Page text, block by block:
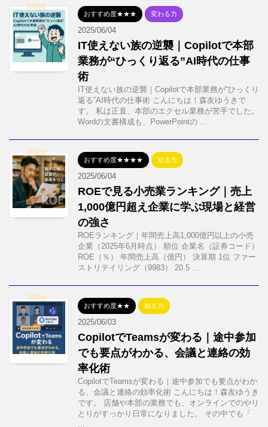
おすすめ度★★★ 変わる力
2025/06/04
IT使えない族の逆襲｜Copilotで本部
業務が“ひっくり返る”AI時代の仕事
術
IT使えない族の逆襲｜Copilotで本部業務が“ひっくり
返る”AI時代の仕事術 こんにちは！森友ゆうきで
す。 私は正直、本部のエクセル業務が苦手でした。
Wordの文書構成も、PowerPointの ...
おすすめ度★★★★ 知る力
2025/06/04
ROEで見る小売業ランキング｜売上
1,000億円超え企業に学ぶ現場と経営
の強さ
ROEランキング｜年間売上高1,000億円以上の小売
企業（2025年6月時点） 順位 企業名（証券コード）
ROE（％） 年間売上高（億円） 決算期 1位 ファー
ストリテイリング（9983） 20.5 ...
おすすめ度★★ 知る力
2025/06/03
CopilotでTeamsが変わる｜途中参加
でも要点がわかる、会議と連絡の効
率化術
CopilotでTeamsが変わる｜途中参加でも要点がわか
る、会議と連絡の効率化術 こんにちは！森友ゆうき
です。 店舗や本部の業務でも、オンラインでのやり
とりがすっかり日常になりました。 その中でも「
...